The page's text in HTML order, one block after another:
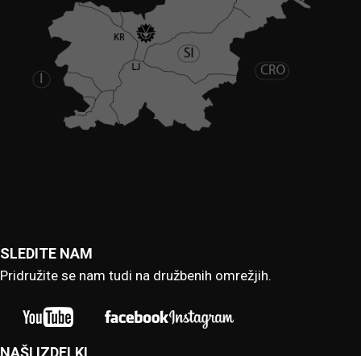
SLEDITE NAM
Pridružite se nam tudi na družbenih omrežjih.